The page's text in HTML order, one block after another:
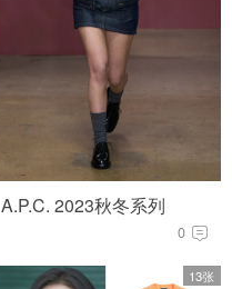
A.P.C. 2023秋冬系列
0
13张